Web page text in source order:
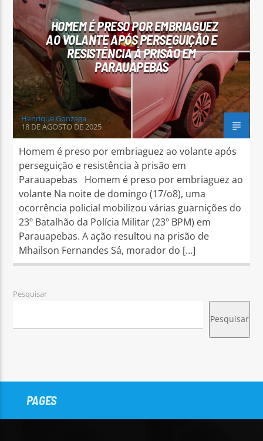
Arara Azul FM
HOMEM É PRESO POR EMBRIAGUEZ
AO VOLANTE APÓS PERSEGUIÇÃO E
RESISTÊNCIA À PRISÃO EM
PARAUAPEBAS
Henrique Gonzaga
18 DE AGOSTO DE 2025
Homem é preso por embriaguez ao volante após
perseguição e resistência à prisão em
Parauapebas Homem é preso por embriaguez ao
volante Na noite de domingo (17/o8), uma
ocorrência policial mobilizou várias guarnições do
23º Batalhão da Polícia Militar (23º BPM) em
Parauapebas. A ação resultou na prisão de
Mhailson Fernandes Sá, morador do […]
Pesquisar
Pesquisar
PAGES